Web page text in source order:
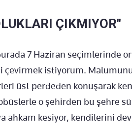
ÇIKMIYOR"
7 Haziran seçimlerinde
istiyorum.
üst perdeden konuşarak
o şehirden bu şehre
ahkam kesiyor, kendilerini dev